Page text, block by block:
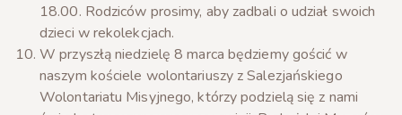
18.00. Rodziców prosimy, aby zadbali o udział swoich
dzieci w rekolekcjach.
W przyszłą niedzielę 8 marca będziemy gościć w
naszym kościele wolontariuszy z Salezjańskiego
Wolontariatu Misyjnego, którzy podzielą się z nami